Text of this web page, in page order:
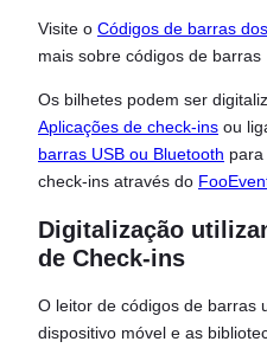
Visite o Códigos de barras
mais sobre códigos de barras
Os bilhetes podem ser
Aplicações de check-ins ou
barras USB ou Bluetooth
check-ins através do
Digitalização
de Check-ins
O leitor de códigos de barras
dispositivo móvel e as